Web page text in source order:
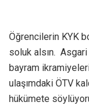
Öğrencilerin KYK
soluk alsın.
bayram
ulaşımdaki ÖTV
hükümete